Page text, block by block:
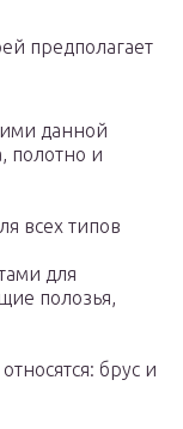
предполагает
данной
полотно и
всех типов
для
полозья,
брус и